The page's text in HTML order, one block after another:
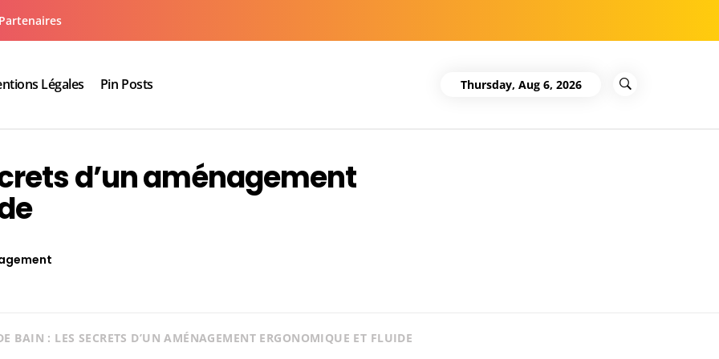
Partenaires
Légales Pin Posts Thursday, Aug 6, 2026
d’un aménagement
BAIN : LES SECRETS D’UN AMÉNAGEMENT ERGONOMIQUE ET FLUIDE